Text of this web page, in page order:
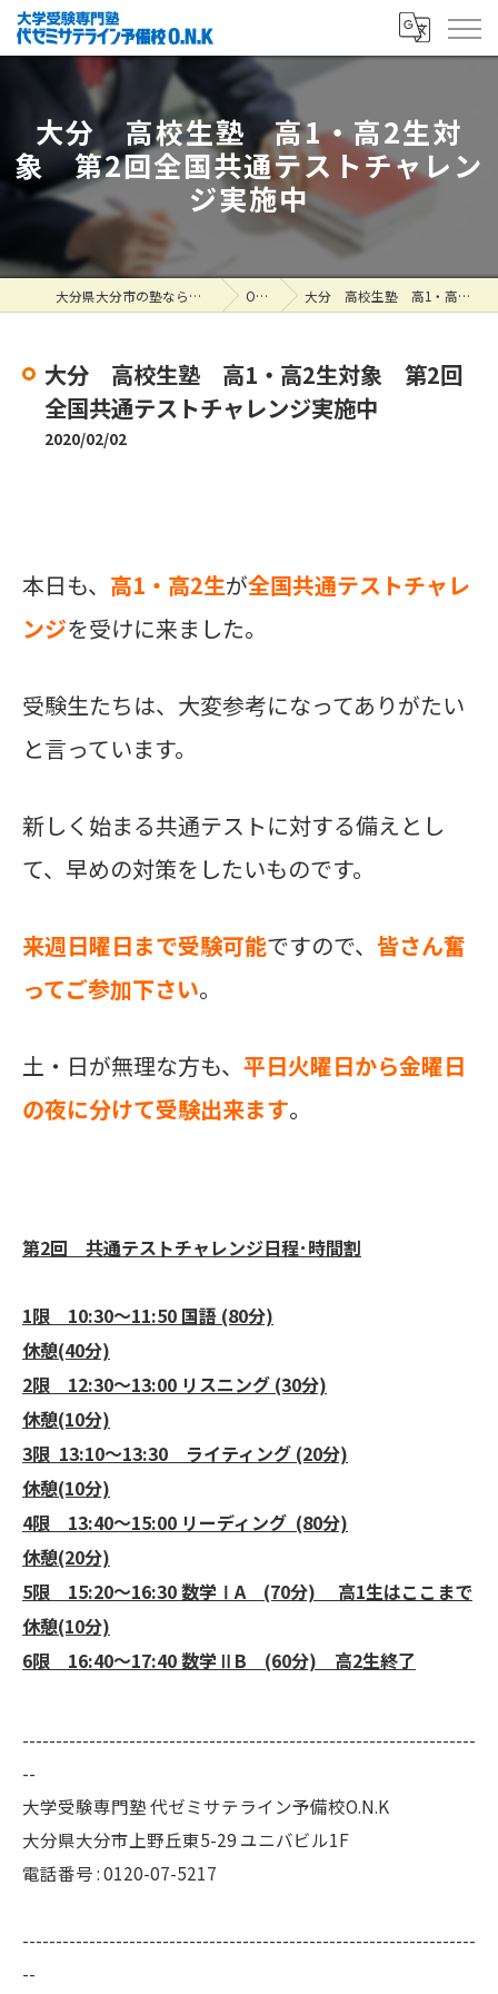
大分 高校生塾 高1・高2生対
象 第2回全国共通テストチャレン
ジ実施中
大分県大分市の塾なら大学受験専門塾 代ゼミサテライン予備校O.N.K ONK掲示板 大分 高校生塾 高1・高2生対象 第2回全国共通テストチャレンジ実施中
大分 高校生塾 高1・高2生対象 第2回
全国共通テストチャレンジ実施中
2020/02/02
本日も、 高1・高2生が全国共通テストチャレ
ンジを受けに来ました。
受験生たちは、大変参考になってありがたい
と言っています。
新しく始まる共通テストに対する備えとし
て、早めの対策をしたいものです。
来週日曜日まで受験可能ですので、 皆さん奮
ってご参加下さい。
土・日が無理な方も、 平日火曜日から金曜日
の夜に分けて受験出来ます。
第2回 共通テストチャレンジ日程･時間割
1限 10:30～11:50 国語 (80分)
休憩(40分)
2限 12:30～13:00 リスニング (30分)
休憩(10分)
3限 13:10～13:30 ライティング (20分)
休憩(10分)
4限 13:40～15:00 リーディング (80分)
休憩(20分)
5限 15:20～16:30 数学ⅠA (70分) 高1生はここまで
休憩(10分)
6限 16:40～17:40 数学ⅡB (60分) 高2生終了
--------------------------------------------------------------------
--
大学受験専門塾 代ゼミサテライン予備校O.N.K
大分県大分市上野丘東5-29 ユニバビル1F
電話番号 : 0120-07-5217
--------------------------------------------------------------------
--